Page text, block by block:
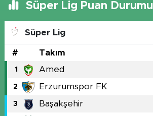
Süper Lig Puan Durumu
Süper Lig
# Takım
1 Amed
2 Erzurumspor FK
3 Başakşehir